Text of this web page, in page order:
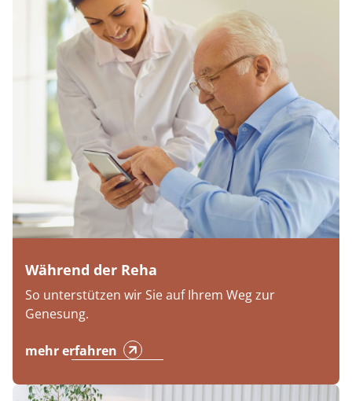
Während der Reha
So unterstützen wir Sie auf Ihrem Weg zur
Genesung.
mehr erfahren